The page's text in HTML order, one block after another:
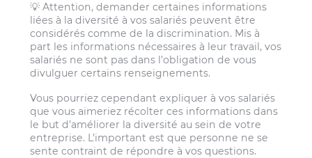
💡 Attention, demander certaines informations
liées à la diversité à vos salariés peuvent être
considérés comme de la discrimination. Mis à
part les informations nécessaires à leur travail, vos
salariés ne sont pas dans l’obligation de vous
divulguer certains renseignements.
Vous pourriez cependant expliquer à vos salariés
que vous aimeriez récolter ces informations dans
le but d’améliorer la diversité au sein de votre
entreprise. L’important est que personne ne se
sente contraint de répondre à vos questions.